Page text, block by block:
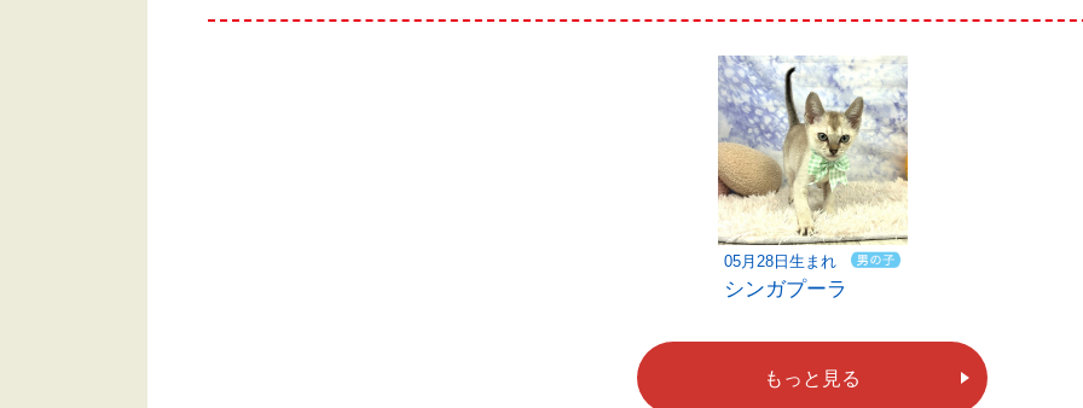
05月28日生まれ
シンガプーラ
もっと見る